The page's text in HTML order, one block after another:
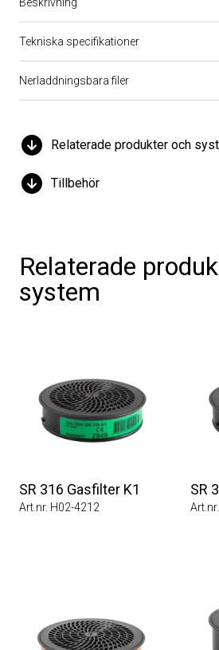
Tekniska specifikationer
Nerladdningsbara filer
Relaterade produkter och
Tillbehör
Relaterade
system
SR 316 Gasfilter K1
Art.nr. H02-4212
SR